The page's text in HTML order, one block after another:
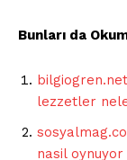
Bunları da
lezzetler
nasil oynuyor